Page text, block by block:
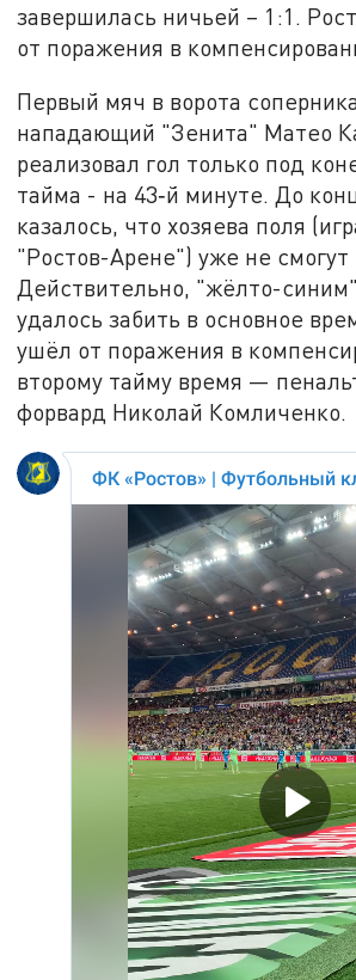
завершилась ничьей – 1:1.
от поражения в
Первый мяч в ворота
нападающий "Зенита" Матео
реализовал гол только под
тайма - на 43‑й минуте. До
казалось, что хозяева поля
"Ростов-Арене") уже не смогут
Действительно, "жёлто-
удалось забить в основное
ушёл от поражения в
второму тайму время —
форвард Николай Комличенко.